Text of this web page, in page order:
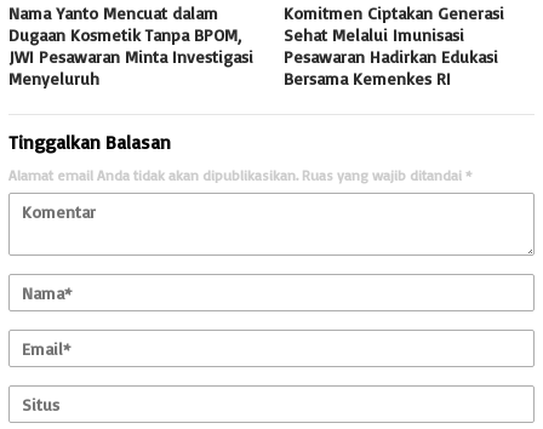
Nama Yanto Mencuat dalam
Dugaan Kosmetik Tanpa BPOM,
JWI Pesawaran Minta Investigasi
Menyeluruh
Komitmen Ciptakan Generasi
Sehat Melalui Imunisasi
Pesawaran Hadirkan Edukasi
Bersama Kemenkes RI
Tinggalkan Balasan
Alamat email Anda tidak akan dipublikasikan. Ruas yang wajib ditandai *